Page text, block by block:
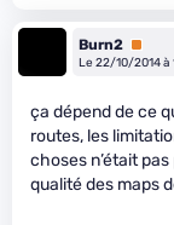
Burn2 Premium
Le 22/10/2014 à
ça dépend de ce
routes, les
choses n’était
qualité des maps